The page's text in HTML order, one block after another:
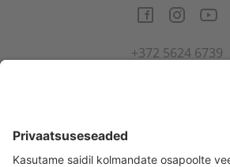
+372 5624 6739